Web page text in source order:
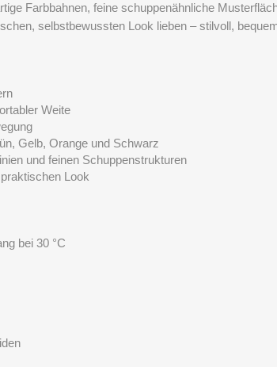
Farbbahnen, feine schuppenähnliche
selbstbewussten Look lieben – stilvoll,
Weite
Gelb, Orange und Schwarz
und feinen Schuppenstrukturen
Look
bei 30 °C